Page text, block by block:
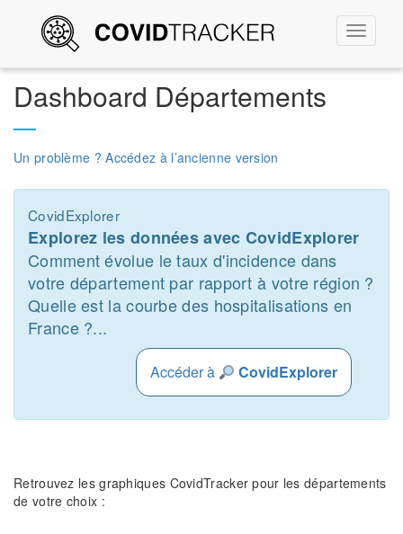
la
Dashboard Départements
Un problème ? Accédez à l’ancienne version
CovidExplorer
Explorez les données avec CovidExplorer
Comment évolue le taux d'incidence dans
votre département par rapport à votre région ?
Quelle est la courbe des hospitalisations en
France ?...
Accéder à CovidExplorer
Retrouvez les graphiques CovidTracker pour les départements
de votre choix :